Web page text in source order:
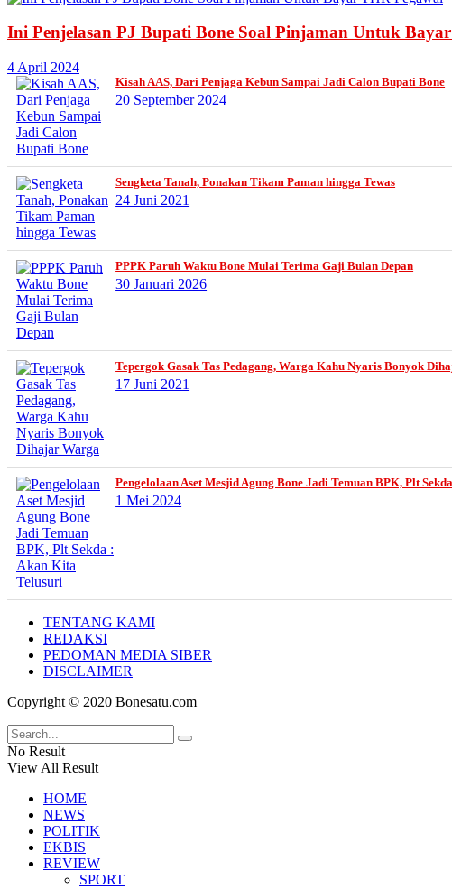
Ini Penjelasan PJ Bupati Bone Soal Pinjaman Untuk
4 April 2024
Kisah AAS, Dari Penjaga Kebun Sampai Jadi Calon Bupati Bone
20 September 2024
Sengketa Tanah, Ponakan Tikam Paman hingga Tewas
24 Juni 2021
PPPK Paruh Waktu Bone Mulai Terima Gaji Bulan Depan
30 Januari 2026
Tepergok Gasak Tas Pedagang, Warga Kahu Nyaris Bonyok
17 Juni 2021
Pengelolaan Aset Mesjid Agung Bone Jadi Temuan BPK, Plt
1 Mei 2024
TENTANG KAMI
REDAKSI
PEDOMAN MEDIA SIBER
DISCLAIMER
Copyright © 2020 Bonesatu.com
No Result
View All Result
HOME
NEWS
POLITIK
EKBIS
REVIEW
SPORT